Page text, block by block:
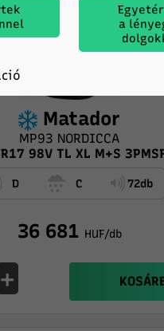
Matador
MP93 NORDICCA
98V TL XL M+S
D C 72db
36 681 HUF/db
+
a